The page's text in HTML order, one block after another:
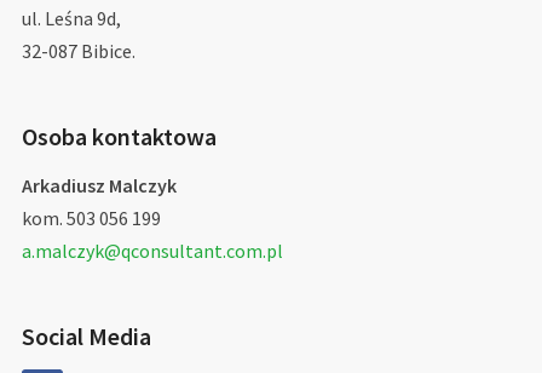
ul. Leśna 9d,
32-087 Bibice.
Osoba kontaktowa
Arkadiusz Malczyk
kom. 503 056 199
a.malczyk@qconsultant.com.pl
Social Media